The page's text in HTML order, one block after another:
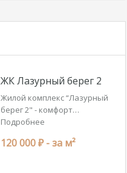
ЖК Лазурный берег 2
Жилой комплекс “Лазурный
берег 2" - комфорт…
Подробнее
120 000 ₽ -за м²